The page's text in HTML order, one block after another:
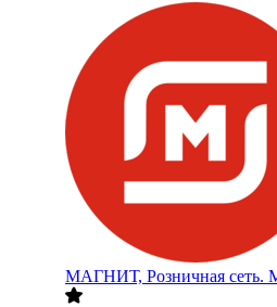
МАГНИТ, Розничная сеть.